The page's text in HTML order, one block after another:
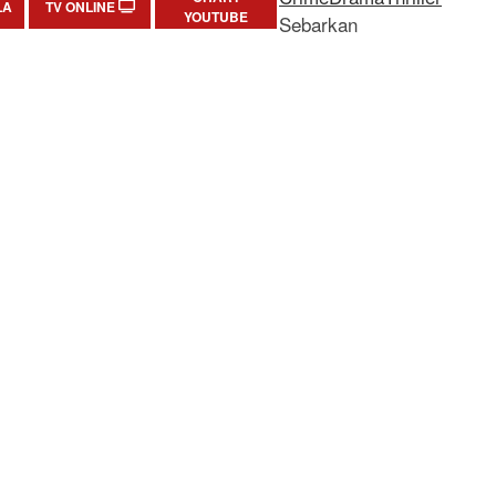
TV ONLINE
YOUTUBE
Sebarkan